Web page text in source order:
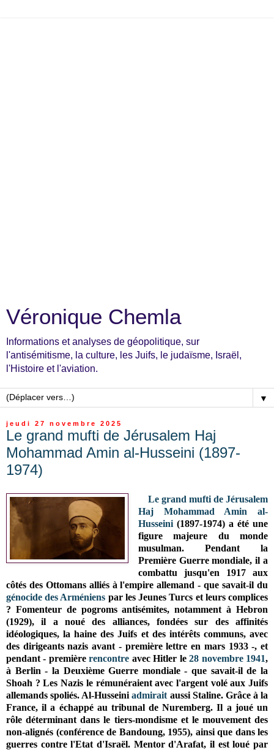
Véronique Chemla
Informations et analyses de géopolitique, sur
l'antisémitisme, la culture, les Juifs, le judaïsme, Israël,
l'Histoire et l'aviation.
▼
jeudi 27 novembre 2025
Le grand mufti de Jérusalem Haj
Mohammad Amin al-Husseini (1897-
1974)
Le grand mufti de Jérusalem
Haj Mohammad Amin al-
Husseini(1897-1974) a été une
figure majeure du monde
musulman. Pendant la
Première Guerre mondiale, il a
combattu jusqu'en 1917 aux
côtés des Ottomans alliés à l'empire allemand - que savait-il du
génocide des Arméniens par les Jeunes Turcs et leurs complices
? Fomenteur de pogroms antisémites, notamment à Hebron
(1929), il a noué des alliances, fondées sur des affinités
idéologiques, la haine des Juifs et des intérêts communs, avec
des dirigeants nazis avant - première lettre en mars 1933 -, et
pendant - premièrerencontre avec Hitler le28 novembre 1941,
à Berlin - la Deuxième Guerre mondiale - que savait-il de la
Shoah ? Les Nazis le rémunéraient avec l'argent volé aux Juifs
allemands spoliés. Al-Husseiniadmirait aussi Staline. Grâce à la
France, il a échappé au tribunal de Nuremberg. Il a joué un
rôle déterminant dans le tiers-mondisme et le mouvement des
non-alignés (conférence de Bandoung, 1955), ainsi que dans les
guerres contre l'Etat d'Israël. Mentor d'Arafat, il est loué par